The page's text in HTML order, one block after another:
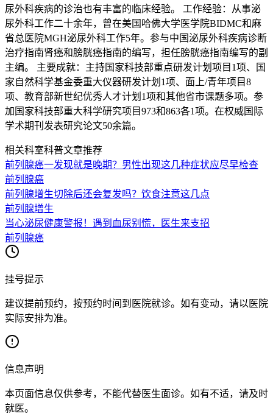
尿外科疾病的诊治也有丰富的临床经验。 工作经验：从事泌
尿外科工作二十余年，曾在美国哈佛大学医学院BIDMC和麻
省总医院MGH泌尿外科工作5年。参与中国泌尿外科疾病诊断
治疗指南肾癌和膀胱癌指南的编写，担任膀胱癌指南编写的副
主编。 主要成就：主持国家科技部重点研发计划项目1项、国
家自然科学基金委重大仪器研发计划1项、面上/青年项目8
项、教育部新世纪优秀人才计划1项和其他省市课题多项。参
加国家科技部重大科学研究项目973和863各1项。在权威国际
学术期刊发表研究论文50余篇。
相关科室科普文章推荐
前列腺癌一发现就是晚期？男性出现这几种症状应尽早检查
前列腺癌
前列腺增生切除后还会复发吗？饮食注意这几点
前列腺增生
当心泌尿健康警报！遇到血尿别慌，医生来支招
前列腺癌
挂号提示
建议提前预约，按预约时间到医院就诊。如有变动，请以医院
实际安排为准。
信息声明
本页面信息仅供参考，不能代替医生面诊。如有不适，请及时
就医。